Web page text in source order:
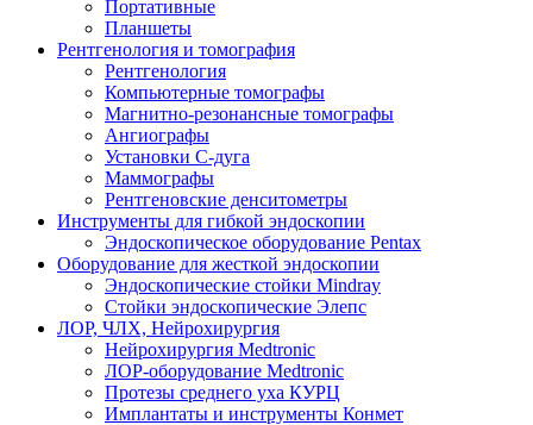
Портативные
Планшеты
Рентгенология и томография
Рентгенология
Компьютерные томографы
Магнитно-резонансные томографы
Ангиографы
Установки С-дуга
Маммографы
Рентгеновские денситометры
Инструменты для гибкой эндоскопии
Эндоскопическое оборудование Pentax
Оборудование для жесткой эндоскопии
Эндоскопические стойки Mindray
Стойки эндоскопические Элепс
ЛОР, ЧЛХ, Нейрохирургия
Нейрохирургия Medtronic
ЛОР-оборудование Medtronic
Протезы среднего уха КУРЦ
Имплантаты и инструменты Конмет